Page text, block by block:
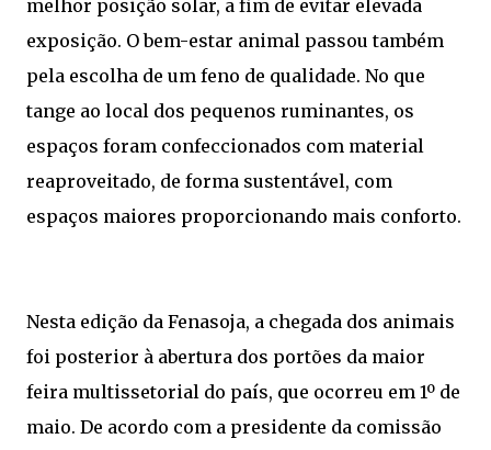
melhor posição solar, a fim de evitar elevada
exposição. O bem-estar animal passou também
pela escolha de um feno de qualidade. No que
tange ao local dos pequenos ruminantes, os
espaços foram confeccionados com material
reaproveitado, de forma sustentável, com
espaços maiores proporcionando mais conforto.
Nesta edição da Fenasoja, a chegada dos animais
foi posterior à abertura dos portões da maior
feira multissetorial do país, que ocorreu em 1º de
maio. De acordo com a presidente da comissão